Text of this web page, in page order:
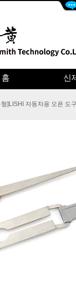
홈 신
형]LISHI 자동차용 오픈 도